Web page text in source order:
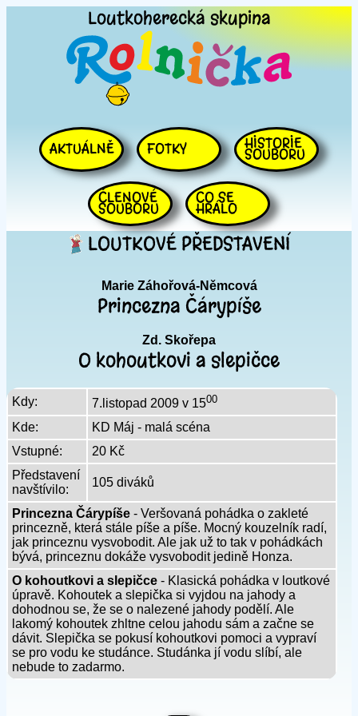
Loutkoherecká skupina
AKTUÁLNĚ FOTKY HISTORIE
SOUBORU
ČLENOVÉ
SOUBORU
CO SE
HRÁLO
LOUTKOVÉ PŘEDSTAVENÍ
Marie Záhořová-Němcová
Princezna Čárypíše
Zd. Skořepa
O kohoutkovi a slepičce
Kdy: 7.listopad 2009 v 1500
Kde:
KD Máj - malá scéna
Vstupné:
20 Kč
Představení
navštívilo:
105 diváků
Princezna Čárypíše - Veršovaná pohádka o zakleté
princezně, která stále píše a píše. Mocný kouzelník radí,
jak princeznu vysvobodit. Ale jak už to tak v pohádkách
bývá, princeznu dokáže vysvobodit jedině Honza.
O kohoutkovi a slepičce - Klasická pohádka v loutkové
úpravě. Kohoutek a slepička si vyjdou na jahody a
dohodnou se, že se o nalezené jahody podělí. Ale
lakomý kohoutek zhltne celou jahodu sám a začne se
dávit. Slepička se pokusí kohoutkovi pomoci a vypraví
se pro vodu ke studánce. Studánka jí vodu slíbí, ale
nebude to zadarmo.